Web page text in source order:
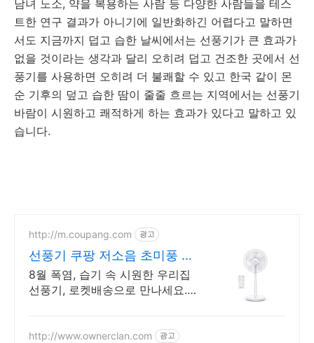
남녀 노소, 약을 복용하는 사람 등 다양한 사람들을 테스
트한 연구 결과가 아니기에 일반화하긴 어렵다고 말하면
서도 지금까지 덥고 습한 날씨에서는 선풍기가 큰 효과가
없을 것이라는 생각과 달리 오히려 덥고 건조한 곳에서 선
풍기를 사용하면 오히려 더 불쾌할 수 있고 한국 같이 몬
순 기후의 덮고 습한 땀이 줄줄 흐르는 지역에서는 선풍기
바람이 시원하고 쾌적하게 하는 효과가 있다고 말하고 있
습니다.
http://m.coupang.com 광고
선풍기 쿠팡 저소음 초미풍 숙
면
8월 폭염, 습기 속 시원한 우리집
선풍기, 로켓배송으로 만나세요.
http://www.ownerclan.com 광고